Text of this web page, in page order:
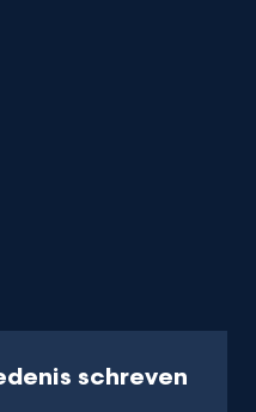
schreven